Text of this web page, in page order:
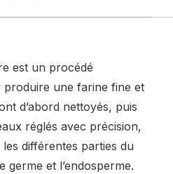
est un procédé
produire une farine fine et
d’abord nettoyés, puis
réglés avec précision,
différentes parties du
germe et l’endosperme.